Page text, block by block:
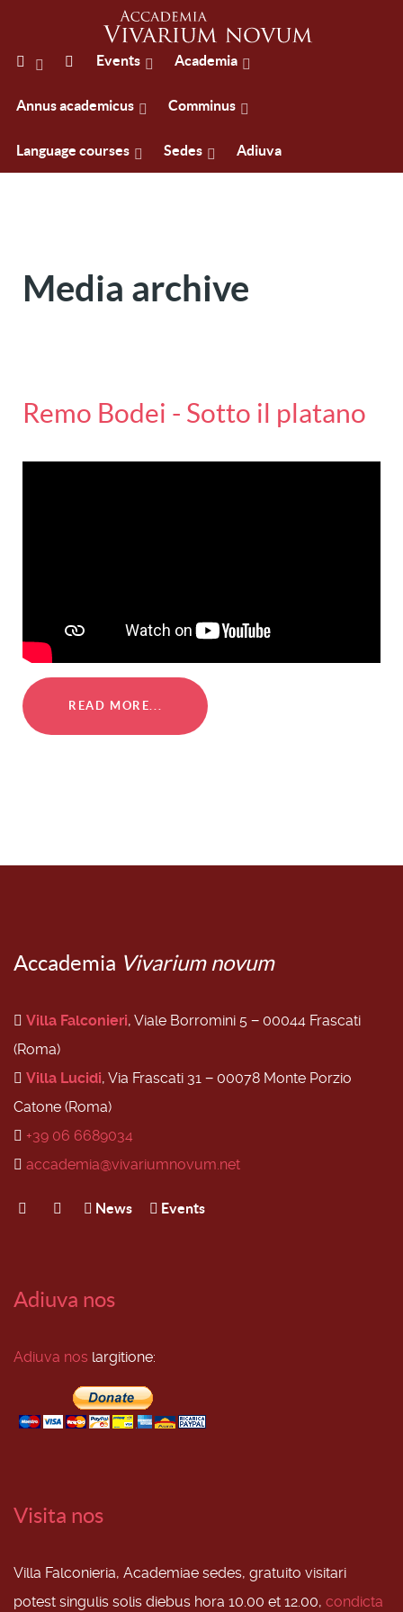
Events Academia
Annus academicus Comminus
Language courses Sedes Adiuva
Media archive
Remo Bodei - Sotto il platano
READ MORE...
Accademia Vivarium novum
Villa Falconieri, Viale Borromini 5 − 00044 Frascati
(Roma)
Villa Lucidi, Via Frascati 31 − 00078 Monte Porzio
Catone (Roma)
+39 06 6689034
accademia@vivariumnovum.net
News Events
Adiuva nos
Adiuva nos largitione:
Visita nos
Villa Falconieria, Academiae sedes, gratuito visitari
potest singulis solis diebus hora 10.00 et 12.00, condicta